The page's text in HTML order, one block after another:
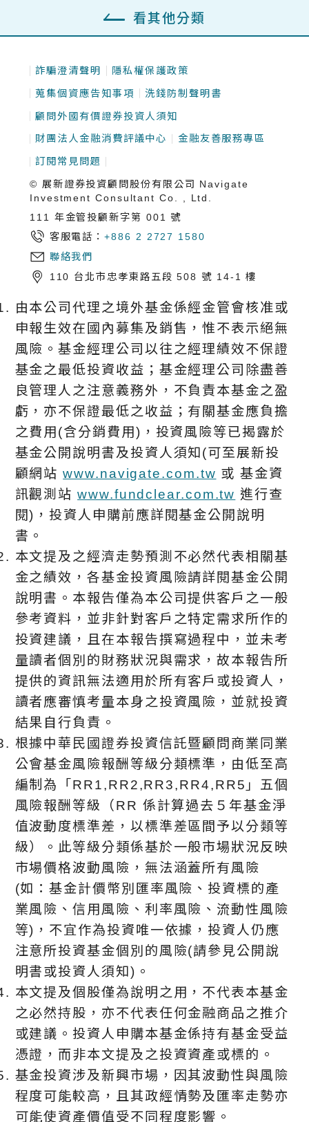
看其他分類
詐騙澄清聲明 隱私權保護政策
蒐集個資應告知事項 洗錢防制聲明書
顧問外國有價證券投資人須知
財團法人金融消費評議中心 金融友善服務專區
訂閱常見問題
© 展新證券投資顧問股份有限公司 Navigate
Investment Consultant Co. , Ltd.
111 年金管投顧新字第 001 號
客服電話：+886 2 2727 1580
聯絡我們
110 台北市忠孝東路五段 508 號 14-1 樓
由本公司代理之境外基金係經金管會核准或
申報生效在國內募集及銷售，惟不表示絕無
風險。基金經理公司以往之經理績效不保證
基金之最低投資收益；基金經理公司除盡善
良管理人之注意義務外，不負責本基金之盈
虧，亦不保證最低之收益；有關基金應負擔
之費用(含分銷費用)，投資風險等已揭露於
基金公開說明書及投資人須知(可至展新投
顧網站www.navigate.com.tw 或 基金資
訊觀測站www.fundclear.com.tw 進行查
閱)，投資人申購前應詳閱基金公開說明
書。
本文提及之經濟走勢預測不必然代表相關基
金之績效，各基金投資風險請詳閱基金公開
說明書。本報告僅為本公司提供客戶之一般
參考資料，並非針對客戶之特定需求所作的
投資建議，且在本報告撰寫過程中，並未考
量讀者個別的財務狀況與需求，故本報告所
提供的資訊無法適用於所有客戶或投資人，
讀者應審慎考量本身之投資風險，並就投資
結果自行負責。
根據中華⺠國證券投資信託暨顧問商業同業
公會基金風險報酬等級分類標準，由低至高
編制為「RR1,RR2,RR3,RR4,RR5」五個
風險報酬等級（RR 係計算過去５年基金淨
值波動度標準差，以標準差區間予以分類等
級）。此等級分類係基於⼀般市場狀況反映
市場價格波動風險，無法涵蓋所有風險
(如：基金計價幣別匯率風險、投資標的產
業風險、信用風險、利率風險、流動性風險
等)，不宜作為投資唯⼀依據，投資人仍應
注意所投資基金個別的風險(請參見公開說
明書或投資人須知)。
本文提及個股僅為說明之用，不代表本基金
之必然持股，亦不代表任何金融商品之推介
或建議。投資人申購本基金係持有基金受益
憑證，而非本文提及之投資資產或標的。
基金投資涉及新興市場，因其波動性與風險
程度可能較高，且其政經情勢及匯率走勢亦
可能使資產價值受不同程度影響。